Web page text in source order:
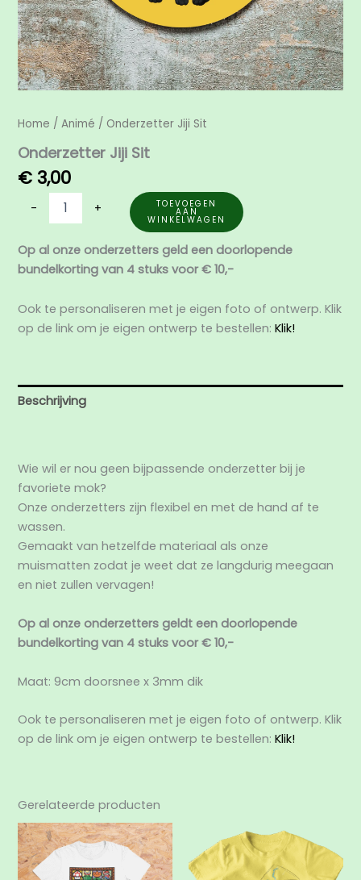
Home /Animé / Onderzetter Jiji Sit
Onderzetter Jiji Sit
€ 3,00
- + TOEVOEGEN
AAN
WINKELWAGEN
Op al onze onderzetters geld een doorlopende
bundelkorting van 4 stuks voor € 10,-
Ook te personaliseren met je eigen foto of ontwerp. Klik
op de link om je eigen ontwerp te bestellen:Klik!
Beschrijving
Wie wil er nou geen bijpassende onderzetter bij je
favoriete mok?
Onze onderzetters zijn flexibel en met de hand af te
wassen.
Gemaakt van hetzelfde materiaal als onze
muismatten zodat je weet dat ze langdurig meegaan
en niet zullen vervagen!
Op al onze onderzetters geldt een doorlopende
bundelkorting van 4 stuks voor € 10,-
Maat: 9cm doorsnee x 3mm dik
Ook te personaliseren met je eigen foto of ontwerp. Klik
op de link om je eigen ontwerp te bestellen:Klik!
Gerelateerde producten
Dit
product
heeft